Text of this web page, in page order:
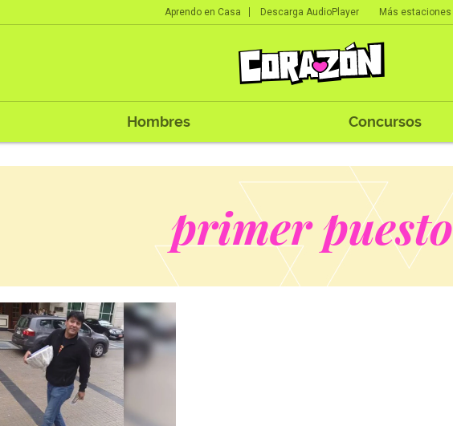
Aprendo en Casa Descarga AudioPlayer Más estaciones
Hombres Concursos
primer puesto